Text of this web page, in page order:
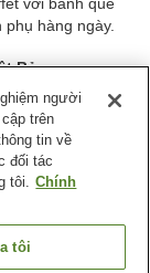
hàng ngày.
Bản
tự động
người
trên
tin về
đối tác
tôi. Chính
tôi